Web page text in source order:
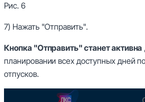
Рис. 6
7) Нажать "Отправить".
Кнопка "Отправить" станет активна
планировании всех доступных дней
отпусков.